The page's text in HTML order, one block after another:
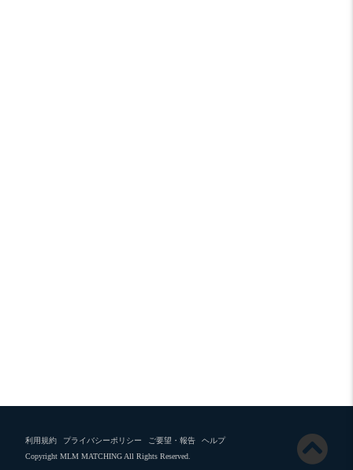
利用規約 プライバシーポリシー ご要望・報告
ヘルプ
Copyright MLM MATCHING All Rights Reserved.